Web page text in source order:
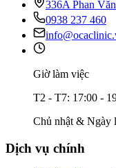
336A Phan
0938 237 460
Giờ làm việc
T2 - T7: 17:00 -
Chủ nhật & Ngày
Dịch vụ chính